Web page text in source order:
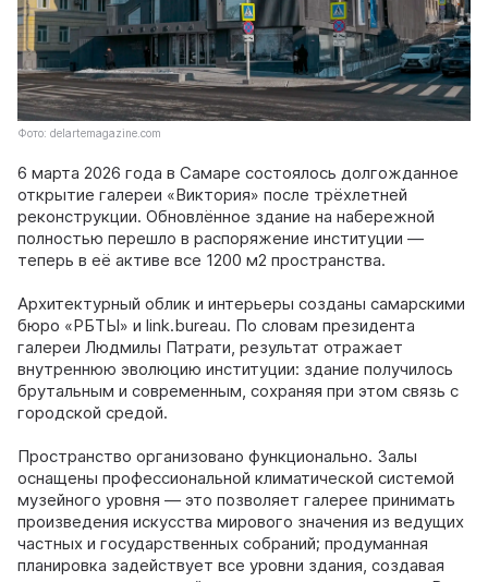
Фото: delartemagazine.com
6 марта 2026 года в Самаре состоялось долгожданное
открытие галереи «Виктория» после трёхлетней
реконструкции. Обновлённое здание на набережной
полностью перешло в распоряжение институции —
теперь в её активе все 1200 м2 пространства.
Архитектурный облик и интерьеры созданы самарскими
бюро «РБТЫ» и link.bureau. По словам президента
галереи Людмилы Патрати, результат отражает
внутреннюю эволюцию институции: здание получилось
брутальным и современным, сохраняя при этом связь с
городской средой.
Пространство организовано функционально. Залы
оснащены профессиональной климатической системой
музейного уровня — это позволяет галерее принимать
произведения искусства мирового значения из ведущих
частных и государственных собраний; продуманная
планировка задействует все уровни здания, создавая